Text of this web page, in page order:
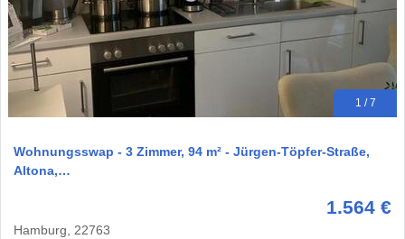
1 / 7
Wohnungsswap - 3 Zimmer, 94 m² - Jürgen-Töpfer-Straße,
Altona,…
1.564 €
Hamburg, 22763